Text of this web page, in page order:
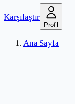
Karşılaştır
Profil
Ana Sayfa